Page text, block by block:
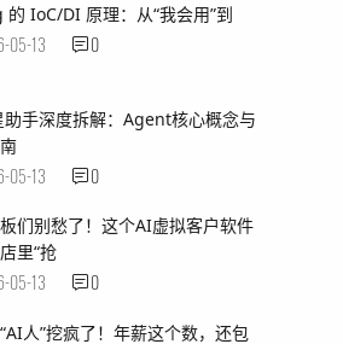
IoC/DI 原理：从“我会用”到
05-13 0
助手深度拆解：Agent核心概念与
05-13 0
们别愁了！这个AI虚拟客户软件
里“抢
05-13 0
人”挖疯了！年薪这个数，还包